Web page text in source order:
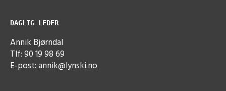
DAGLIG LEDER
Annik Bjørndal
Tlf: 90 19 98 69
E-post:annik@lynski.no